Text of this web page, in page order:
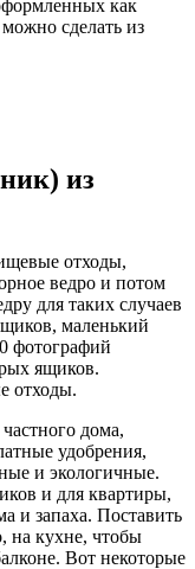
как
сделать из
из
отходы,
ведро и потом
для таких случаев
маленький
фотографий
ящиков.
отходы.
дома,
удобрения,
и экологичные.
и для квартиры,
и запаха. Поставить
на кухне, чтобы
Вот некоторые